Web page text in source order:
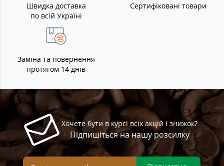
Швидка доставка
по всій Україні
Сертифіковані товари
Заміна та повернення
протягом 14 днів
Хочете бути в курсі всіх акцій і знижок?
Підпишіться на нашу розсилку